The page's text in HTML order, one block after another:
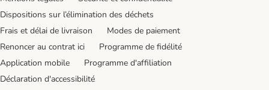
Dispositions sur l’élimination des déchets
Frais et délai de livraison
Modes de paiement
Renoncer au contrat ici
Programme de fidélité
Application mobile
Programme d'affiliation
Déclaration d'accessibilité